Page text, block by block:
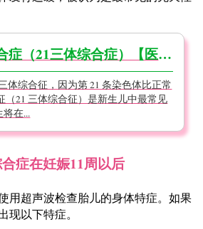
什么是唐氏综合症（21三体综合症）【医生监督】
体综合征，因为第 21 条染色体比正常
（21 三体综合征）是新生儿中最常见
在...
症在妊娠11周以后
用超声波检查胎儿的身体特症。如果
现以下特症。